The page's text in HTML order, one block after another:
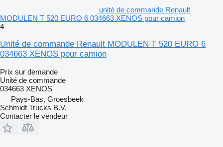
unité de commande Renault
MODULEN T 520 EURO 6 034663 XENOS pour camion
4
Unité de commande Renault MODULEN T 520 EURO 6
034663 XENOS pour camion
Prix sur demande
Unité de commande
034663 XENOS
Pays-Bas, Groesbeek
Schmidt Trucks B.V.
Contacter le vendeur